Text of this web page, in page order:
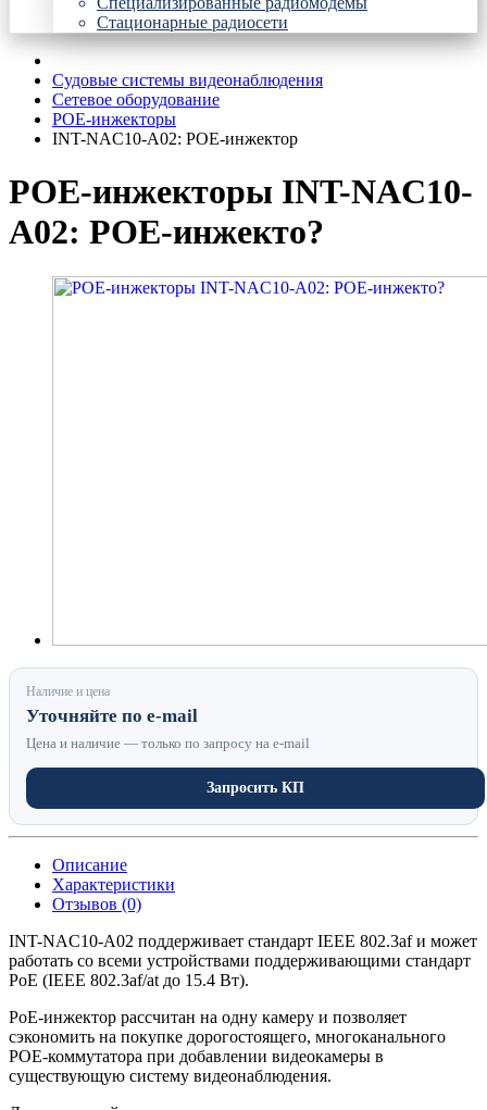
Стационарные радиосети
Судовые системы видеонаблюдения
Сетевое оборудование
POE-инжекторы
INT-NAC10-A02: POE-инжектор
POE-инжекторы INT-NAC10-
A02: POE-инжекто?
Наличие и цена
Уточняйте по e-mail
Цена и наличие — только по запросу на e-mail
Запросить КП
Описание
Характеристики
Отзывов (0)
INT-NAC10-A02 поддерживает стандарт IEEE 802.3af и может
работать со всеми устройствами поддерживающими стандарт
PoE (IEEE 802.3af/at до 15.4 Вт).
PoE-инжектор рассчитан на одну камеру и позволяет
сэкономить на покупке дорогостоящего, многоканального
POE-коммутатора при добавлении видеокамеры в
существующую систему видеонаблюдения.